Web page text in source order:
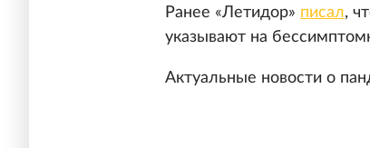
Ранее «Летидор» писал,
указывают на
Актуальные новости о